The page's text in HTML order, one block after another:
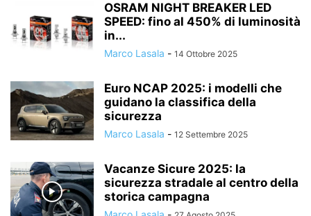
OSRAM NIGHT BREAKER LED
SPEED: fino al 450% di luminosità
in...
Marco Lasala - 14 Ottobre 2025
Euro NCAP 2025: i modelli che
guidano la classifica della
sicurezza
Marco Lasala - 12 Settembre 2025
Vacanze Sicure 2025: la
sicurezza stradale al centro della
storica campagna